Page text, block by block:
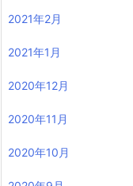
2021年2月
2021年1月
2020年12月
2020年11月
2020年10月